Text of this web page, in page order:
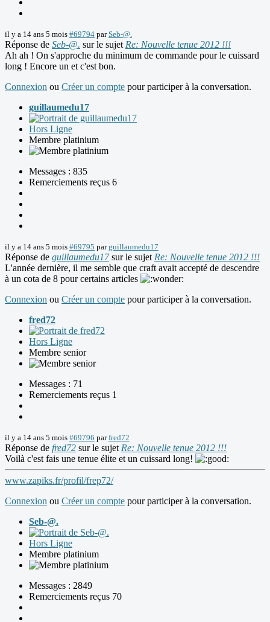
il y a 14 ans 5 mois #69794 parSeb-@.
Réponse de Seb-@. sur le sujet Re: Nouvelle tenue 2012 !!!
Ah ah ! On s'approche du minimum de commande pour le cuissard
long ! Encore un et c'est bon.
Connexion ou Créer un compte pour participer à la conversation.
guillaumedu17
Hors Ligne
Membre platinium
Messages : 835
Remerciements reçus 6
il y a 14 ans 5 mois #69795 parguillaumedu17
Réponse de guillaumedu17sur le sujet Re: Nouvelle tenue 2012 !!!
L'année dernière, il me semble que craft avait accepté de descendre
à un cota de 8 pour certains articles
Connexion ou Créer un compte pour participer à la conversation.
fred72
Hors Ligne
Membre senior
Messages : 71
Remerciements reçus 1
il y a 14 ans 5 mois #69796 parfred72
Réponse de fred72 sur le sujet Re: Nouvelle tenue 2012 !!!
Voilà c'est fais une tenue élite et un cuissard long!
www.zapiks.fr/profil/frep72/
Connexion ou Créer un compte pour participer à la conversation.
Seb-@.
Hors Ligne
Membre platinium
Messages : 2849
Remerciements reçus 70